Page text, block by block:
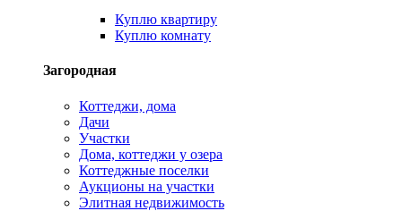
Куплю квартиру
Куплю комнату
Загородная
Коттеджи, дома
Дачи
Участки
Дома, коттеджи у озера
Коттеджные поселки
Аукционы на участки
Элитная недвижимость